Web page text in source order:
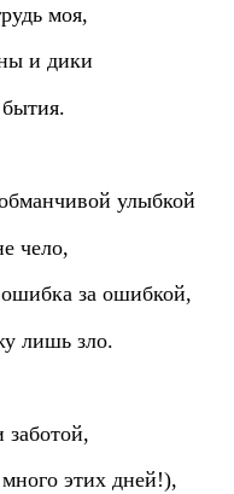
моя,
и дики
улыбкой
чело,
за ошибкой,
лишь зло.
этих дней!),